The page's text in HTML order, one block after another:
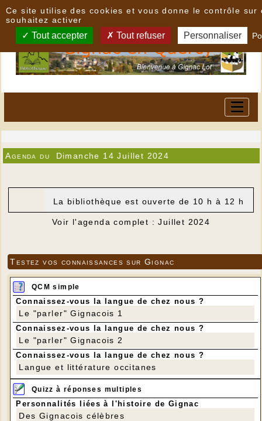
Agenda du Dimanche 14 Juillet 2024
La bibliothèque est ouverte de 10 h à 12 h
Voir l'agenda complet : Juillet 2024
Testez vos connaissances sur Gignac
QCM simple
Connaissez-vous la langue de chez nous ?
Le "parler" Gignacois 1
Connaissez-vous la langue de chez nous ?
Le "parler" Gignacois 2
Connaissez-vous la langue de chez nous ?
Langue et littérature occitanes
Quizz à réponses multiples
Personnalités liées à l'histoire de Gignac
Des Gignacois célèbres
Ce site utilise des cookies et vous donne le contrôle sur
souhaitez activer
Tout accepter Tout refuser Personnaliser